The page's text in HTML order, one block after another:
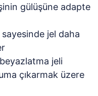
gülüşüne adapte
jel daha
jeli
çıkarmak üzere